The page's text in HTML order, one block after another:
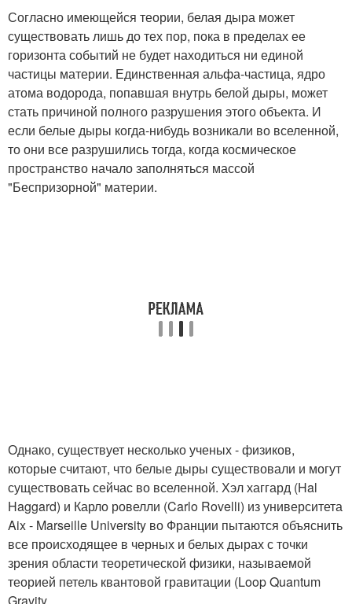
Согласно имеющейся теории, белая дыра может
существовать лишь до тех пор, пока в пределах ее
горизонта событий не будет находиться ни единой
частицы материи. Единственная альфа-частица, ядро
атома водорода, попавшая внутрь белой дыры, может
стать причиной полного разрушения этого объекта. И
если белые дыры когда-нибудь возникали во вселенной,
то они все разрушились тогда, когда космическое
пространство начало заполняться массой
"Беспризорной" материи.
Однако, существует несколько ученых - физиков,
которые считают, что белые дыры существовали и могут
существовать сейчас во вселенной. Хэл хаггард (Hal
Haggard) и Карло ровелли (Carlo Rovelli) из университета
Aix - Marseille University во Франции пытаются объяснить
все происходящее в черных и белых дырах с точки
зрения области теоретической физики, называемой
теорией петель квантовой гравитации (Loop Quantum
Gravity.